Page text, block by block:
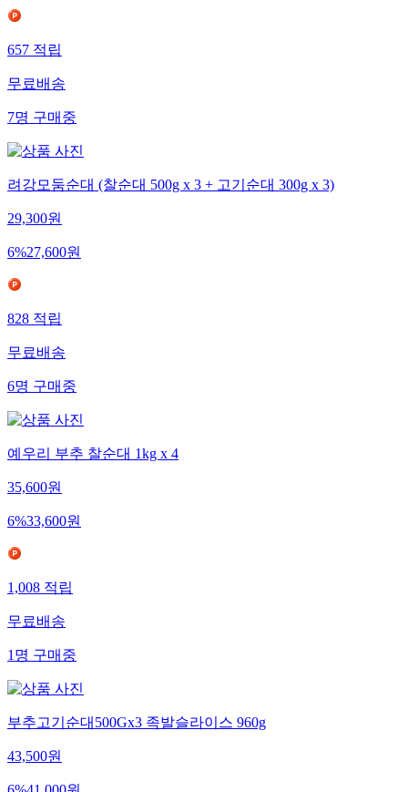
657적립
무료배송
7명구매중
려강모둠순대 (찰순대 500g x 3 + 고기순대 300g x 3)
29,300원
6%27,600원
828적립
무료배송
6명구매중
예우리 부추 찰순대 1kg x 4
35,600원
6%33,600원
1,008적립
무료배송
1명구매중
부추고기순대500Gx3 족발슬라이스 960g
43,500원